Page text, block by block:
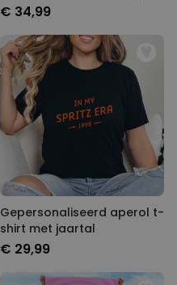
€ 34,99
Gepersonaliseerd aperol t-
shirt met jaartal
€ 29,99